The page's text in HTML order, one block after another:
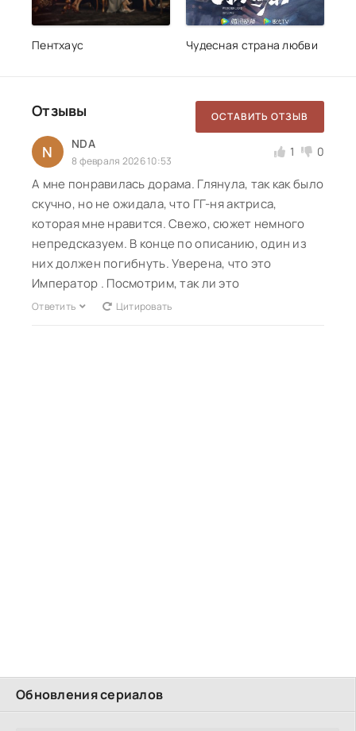
Обновления сериалов
Пентхаус Чудесная страна любви
Отзывы ОСТАВИТЬ ОТЗЫВ
N NDA
8 февраля 2026 10:53
1 0
А мне понравилась дорама. Глянула, так как было
скучно, но не ожидала, что ГГ-ня актриса,
которая мне нравится. Свежо, сюжет немного
непредсказуем. В конце по описанию, один из
них должен погибнуть. Уверена, что это
Император . Посмотрим, так ли это
Ответить Цитировать